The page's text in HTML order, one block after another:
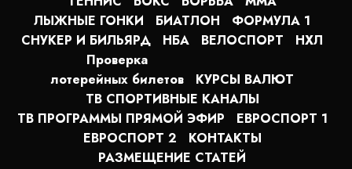
ЛЫЖНЫЕ ГОНКИ
БИАТЛОН
ФОРМУЛА 1
СНУКЕР И БИЛЬЯРД
НБА ВЕЛОСПОРТ
НХЛ
Проверка
лотерейных билетов
КУРСЫ ВАЛЮТ
ТВ СПОРТИВНЫЕ КАНАЛЫ
ТВ ПРОГРАММЫ ПРЯМОЙ ЭФИР
ЕВРОСПОРТ 1
ЕВРОСПОРТ 2
КОНТАКТЫ
РАЗМЕЩЕНИЕ СТАТЕЙ